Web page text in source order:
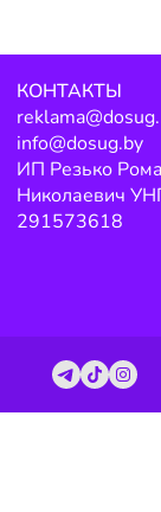
КОНТАКТЫ
info@dosug.by
ИП Резько
Николаевич
291573618